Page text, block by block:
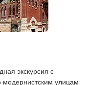
экскурсия с
улицам